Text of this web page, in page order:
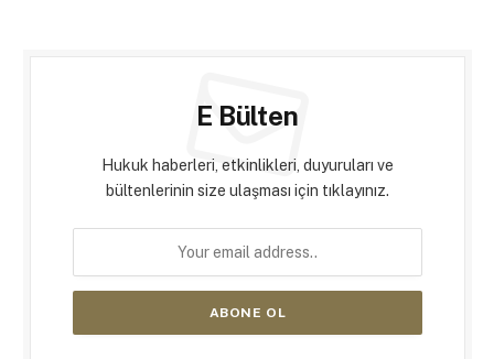
E Bülten
Hukuk haberleri, etkinlikleri, duyuruları ve
bültenlerinin size ulaşması için tıklayınız.